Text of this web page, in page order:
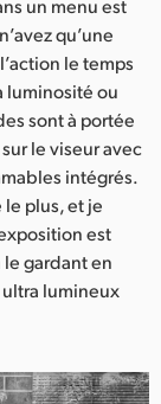
un menu est
qu’une
le temps
luminosité ou
sont à portée
le viseur avec
intégrés.
le plus, et je
est
gardant en
lumineux